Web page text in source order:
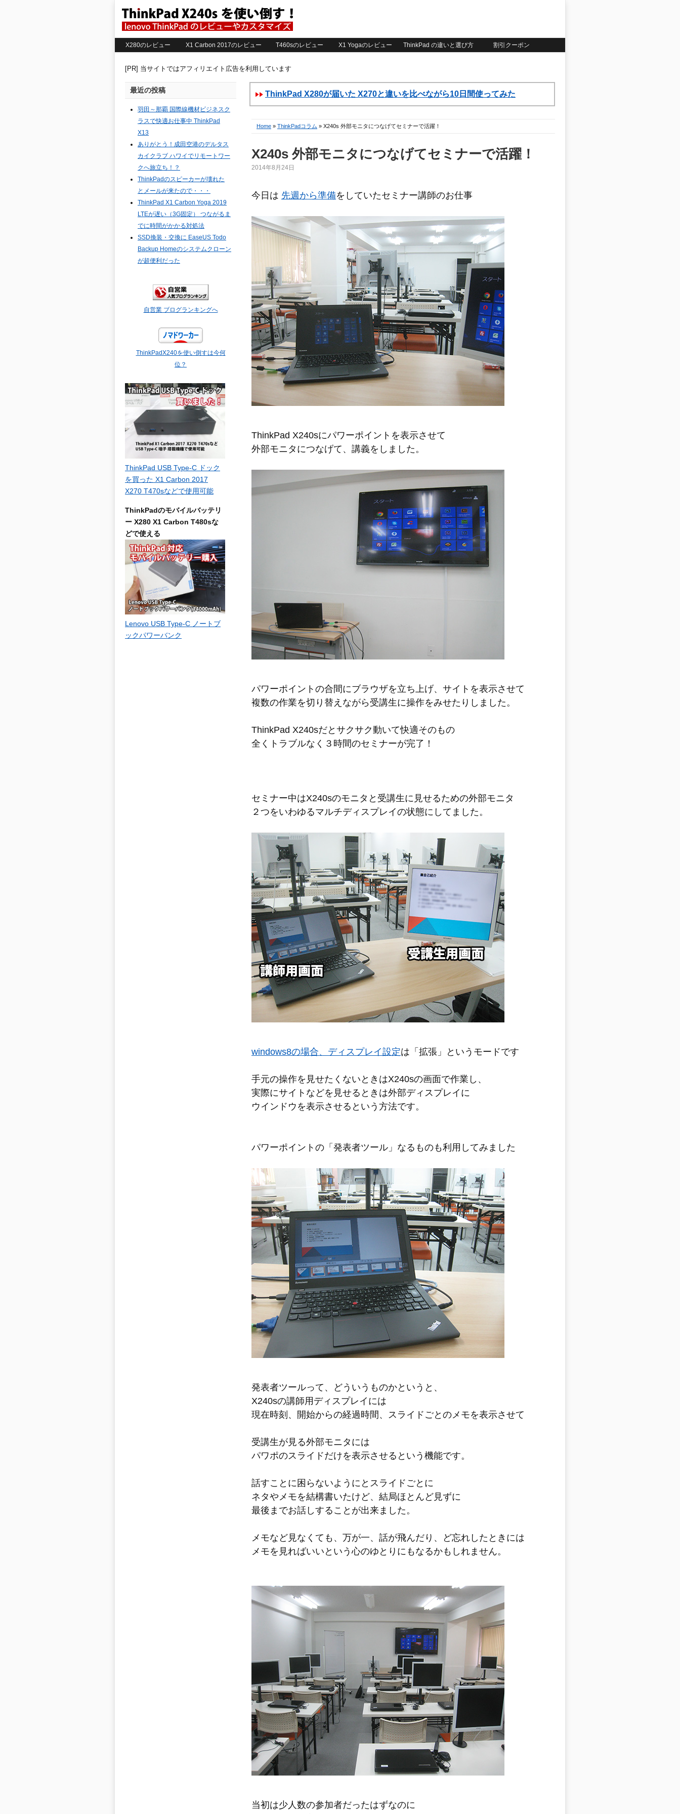
X280のレビュー X1 Carbon 2017のレビュー T460sのレビュー X1 Yogaのレビュー ThinkPad の違いと選び方 割引クーポン
[PR] 当サイトではアフィリエイト広告を利用しています
ThinkPad X280が届いた X270と違いを比べながら10日間使ってみた
Home » ThinkPadコラム » X240s 外部モニタにつなげてセミナーで活躍！
X240s 外部モニタにつなげてセミナーで活躍！
2014年8月24日
今日は 先週から準備をしていたセミナー講師のお仕事
ThinkPad X240sにパワーポイントを表示させて
外部モニタにつなげて、講義をしました。
パワーポイントの合間にブラウザを立ち上げ、サイトを表示させて
複数の作業を切り替えながら受講生に操作をみせたりしました。
ThinkPad X240sだとサクサク動いて快適そのもの
全くトラブルなく３時間のセミナーが完了！
セミナー中はX240sのモニタと受講生に見せるための外部モニタ
２つをいわゆるマルチディスプレイの状態にしてました。
windows8の場合、ディスプレイ設定は「拡張」というモードです
手元の操作を見せたくないときはX240sの画面で作業し、
実際にサイトなどを見せるときは外部ディスプレイに
ウインドウを表示させるという方法です。
パワーポイントの「発表者ツール」なるものも利用してみました
発表者ツールって、どういうものかというと、
X240sの講師用ディスプレイには
現在時刻、開始からの経過時間、スライドごとのメモを表示させて
受講生が見る外部モニタには
パワポのスライドだけを表示させるという機能です。
話すことに困らないようにとスライドごとに
ネタやメモを結構書いたけど、結局ほとんど見ずに
最後までお話しすることが出来ました。
メモなど見なくても、万が一、話が飛んだり、ど忘れしたときには
メモを見ればいいという心のゆとりにもなるかもしれません。
当初は少人数の参加者だったはずなのに
最近の投稿
羽田～那覇 国際線機材ビジネスク
ラスで快適お仕事中 ThinkPad
X13
ありがとう！成田空港のデルタス
カイクラブ ハワイでリモートワー
クへ旅立ち！？
ThinkPadのスピーカーが壊れた
とメールが来たので・・・
ThinkPad X1 Carbon Yoga 2019
LTEが遅い（3G固定） つながるま
でに時間がかかる対処法
SSD換装・交換に EaseUS Todo
Backup Homeのシステムクローン
が超便利だった
自営業 ブログランキングへ
ThinkPadX240を使い倒すは今何
位？
ThinkPad USB Type-C ドック
を買った X1 Carbon 2017
X270 T470sなどで使用可能
ThinkPadのモバイルバッテリ
ー X280 X1 Carbon T480sな
どで使える
Lenovo USB Type-C ノートブ
ックパワーバンク